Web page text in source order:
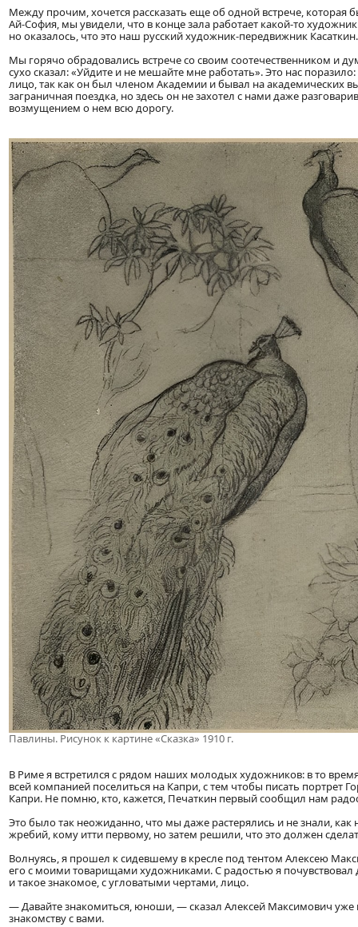
Между прочим, хочется рассказать еще об одной встрече,
Ай-София, мы увидели, что в конце зала работает какой-то
но оказалось, что это наш русский художник-передвижник Касаткин.
Мы горячо обрадовались встрече со своим соотечественником и
сухо сказал: «Уйдите и не мешайте мне работать». Это нас
лицо, так как он был членом Академии и бывал на академических
заграничная поездка, но здесь он не захотел с нами даже
возмущением о нем всю дорогу.
Павлины. Рисунок к картине «Сказка» 1910 г.
В Риме я встретился с рядом наших молодых художников: в то
всей компанией поселиться на Капри, с тем чтобы писать
Капри. Не помню, кто, кажется, Печаткин первый сообщил нам
Это было так неожиданно, что мы даже растерялись и не знали,
жребий, кому итти первому, но затем решили, что это должен
Волнуясь, я прошел к сидевшему в кресле под тентом Алексею
его с моими товарищами художниками. С радостью я
и такое знакомое, с угловатыми чертами, лицо.
— Давайте знакомиться, юноши, — сказал Алексей Максимович
знакомству с вами.